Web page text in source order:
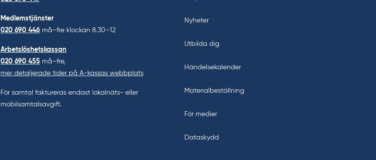
Medlemstjänster
020 690 446 må–fre klockan 8.30–12
Arbetslöshetskassan
020 690 455 må–fre,
mer detaljerade tider på A-kassas webbplats
För samtal faktureras endast lokalnäts- eller
mobilsamtalsavgift.
Nyheter
Utbilda dig
Händelsekalender
Materialbeställning
För medier
Dataskydd